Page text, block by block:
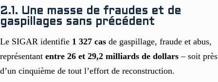
2.1. Une masse de fraudes et de
gaspillages sans précédent
Le SIGAR identifie 1 327 cas de gaspillage, fraude et abus,
représentant entre 26 et 29,2 milliards de dollars – soit près
d’un cinquième de tout l’effort de reconstruction.